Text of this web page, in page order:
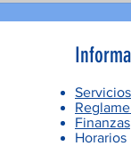
Servicios
Finanzas
Horarios